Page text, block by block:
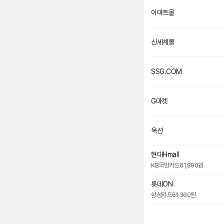
이마트몰
신세계몰
SSG.COM
G마켓
옥션
현대Hmall
KB국민카드61,890원
롯데ON
삼성카드61,360원